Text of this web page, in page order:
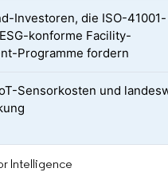
Investoren, die ISO-41001-
konforme Facility-
Programme fordern
Sensorkosten und
Intelligence